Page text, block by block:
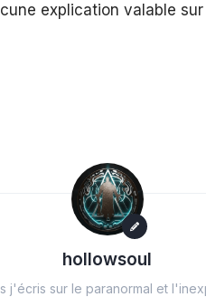
explication valable
hollowsoul
j'écris sur le paranormal et